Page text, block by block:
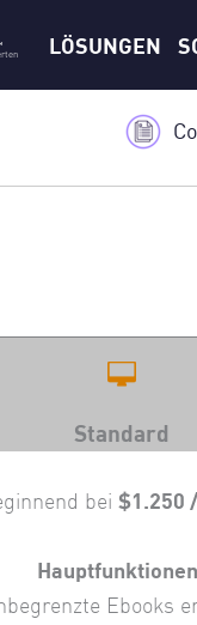
LÖSUNGEN
Standard
bei$1.250
Ebooks